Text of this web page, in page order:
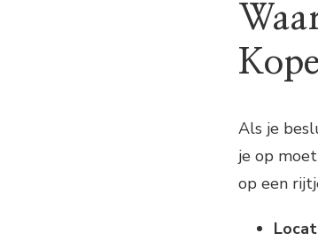
Als je
je op
op een